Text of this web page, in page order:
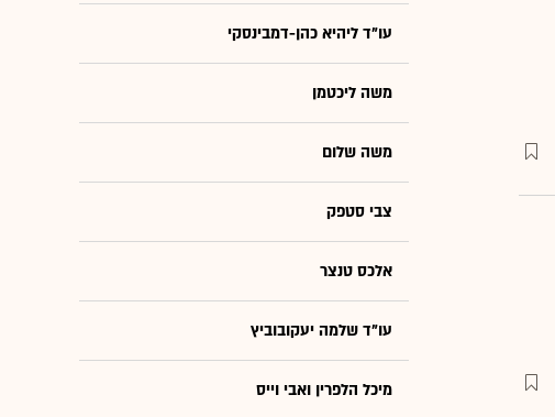
עו"ד ליהיא כהן-דמבינסקי
משה ליכטמן
משה שלום
צבי סטפק
אלכס טנצר
עו"ד שלמה יעקובוביץ
מיכל הלפרין ואבי וייס